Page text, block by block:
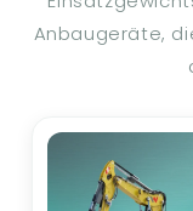
Anbaugeräte,